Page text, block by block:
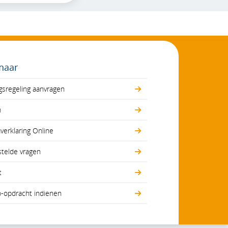
aanvragen
Online
vragen
opdracht indienen